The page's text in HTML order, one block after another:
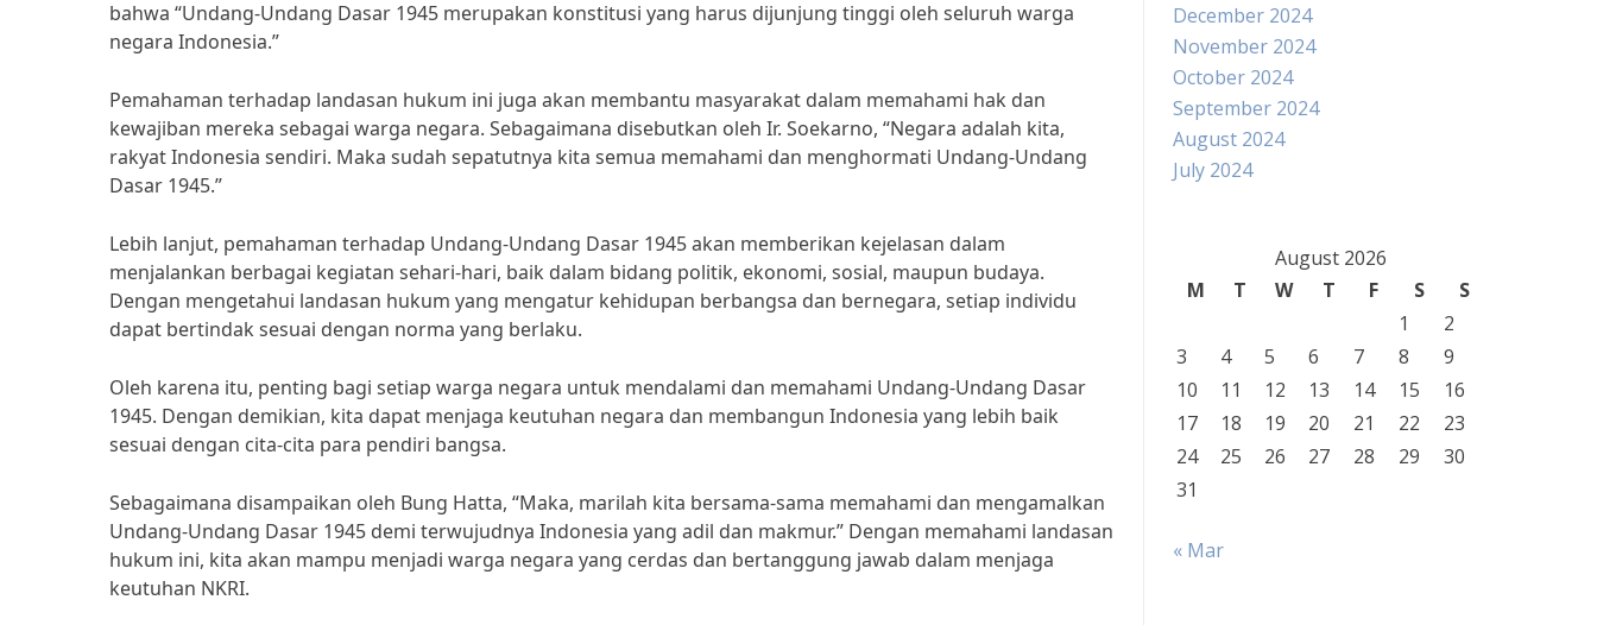
bahwa “Undang-Undang Dasar 1945 merupakan konstitusi yang harus dijunjung tinggi oleh seluruh warga
negara Indonesia.”
Pemahaman terhadap landasan hukum ini juga akan membantu masyarakat dalam memahami hak dan
kewajiban mereka sebagai warga negara. Sebagaimana disebutkan oleh Ir. Soekarno, “Negara adalah kita,
rakyat Indonesia sendiri. Maka sudah sepatutnya kita semua memahami dan menghormati Undang-Undang
Dasar 1945.”
Lebih lanjut, pemahaman terhadap Undang-Undang Dasar 1945 akan memberikan kejelasan dalam
menjalankan berbagai kegiatan sehari-hari, baik dalam bidang politik, ekonomi, sosial, maupun budaya.
Dengan mengetahui landasan hukum yang mengatur kehidupan berbangsa dan bernegara, setiap individu
dapat bertindak sesuai dengan norma yang berlaku.
Oleh karena itu, penting bagi setiap warga negara untuk mendalami dan memahami Undang-Undang Dasar
1945. Dengan demikian, kita dapat menjaga keutuhan negara dan membangun Indonesia yang lebih baik
sesuai dengan cita-cita para pendiri bangsa.
Sebagaimana disampaikan oleh Bung Hatta, “Maka, marilah kita bersama-sama memahami dan mengamalkan
Undang-Undang Dasar 1945 demi terwujudnya Indonesia yang adil dan makmur.” Dengan memahami landasan
hukum ini, kita akan mampu menjadi warga negara yang cerdas dan bertanggung jawab dalam menjaga
keutuhan NKRI.
December 2024
November 2024
October 2024
September 2024
August 2024
July 2024
August 2026
M
T W T F S
S
1
2
3
4 5 6 7 8
9
10
11 12 13 14 15
16
17
18 19 20 21 22
23
24
25 26 27 28 29
30
31
« Mar